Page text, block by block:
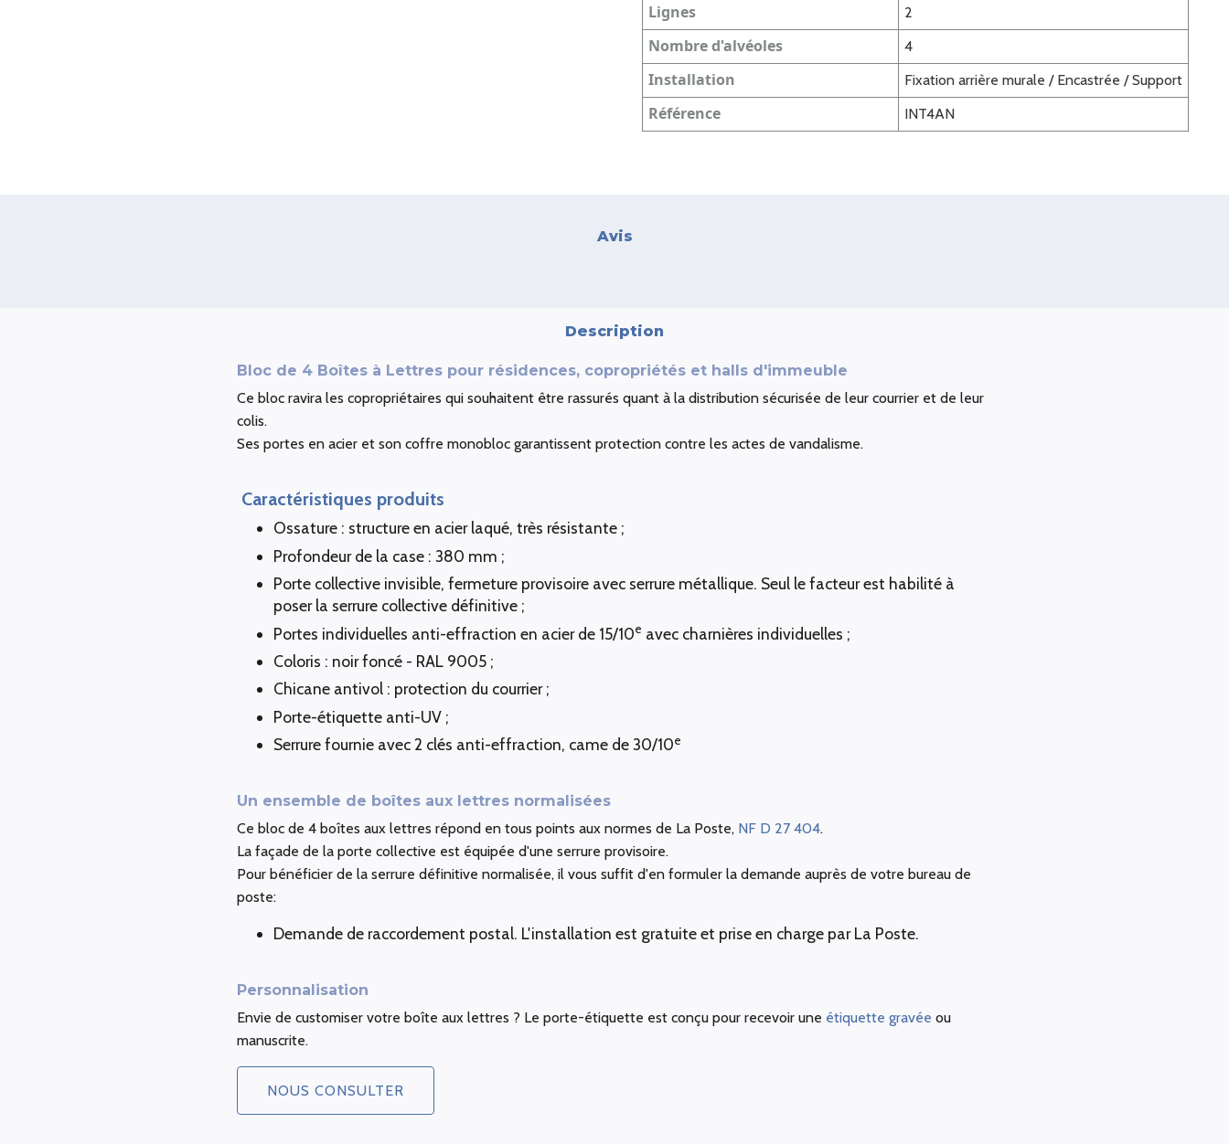
Lignes 2
Nombre d'alvéoles 4
Installation Fixation arrière murale / Encastrée / Support
Référence INT4AN
Avis
Description
Bloc de 4 Boîtes à Lettres pour résidences, copropriétés et halls d'immeuble
Ce bloc ravira les copropriétaires qui souhaitent être rassurés quant à la distribution sécurisée de leur courrier et de leur
colis.
Ses portes en acier et son coffre monobloc garantissent protection contre les actes de vandalisme.
Caractéristiques produits
Ossature : structure en acier laqué, très résistante ;
Profondeur de la case : 380 mm ;
Porte collective invisible, fermeture provisoire avec serrure métallique. Seul le facteur est habilité à
poser la serrure collective définitive ;
Portes individuelles anti-effraction en acier de 15/10e avec charnières individuelles ;
Coloris : noir foncé - RAL 9005 ;
Chicane antivol : protection du courrier ;
Porte-étiquette anti-UV ;
Serrure fournie avec 2 clés anti-effraction, came de 30/10e
Un ensemble de boîtes aux lettres normalisées
Ce bloc de 4 boîtes aux lettres répond en tous points aux normes de La Poste, NF D 27 404.
La façade de la porte collective est équipée d'une serrure provisoire.
Pour bénéficier de la serrure définitive normalisée, il vous suffit d'en formuler la demande auprès de votre bureau de
poste:
Demande de raccordement postal. L'installation est gratuite et prise en charge par La Poste.
Personnalisation
Envie de customiser votre boîte aux lettres ? Le porte-étiquette est conçu pour recevoir une étiquette gravée ou
manuscrite.
NOUS CONSULTER